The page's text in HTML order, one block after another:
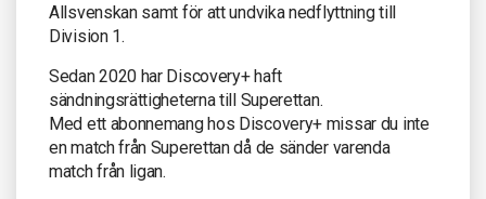
Allsvenskan samt för att undvika nedflyttning till
Division 1.
Sedan 2020 har Discovery+ haft
sändningsrättigheterna till Superettan.
Med ett abonnemang hos Discovery+ missar du inte
en match från Superettan då de sänder varenda
match från ligan.